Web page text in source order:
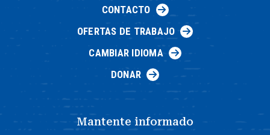
CONTACTO
OFERTAS DE TRABAJO
CAMBIAR IDIOMA
DONAR
Mantente informado